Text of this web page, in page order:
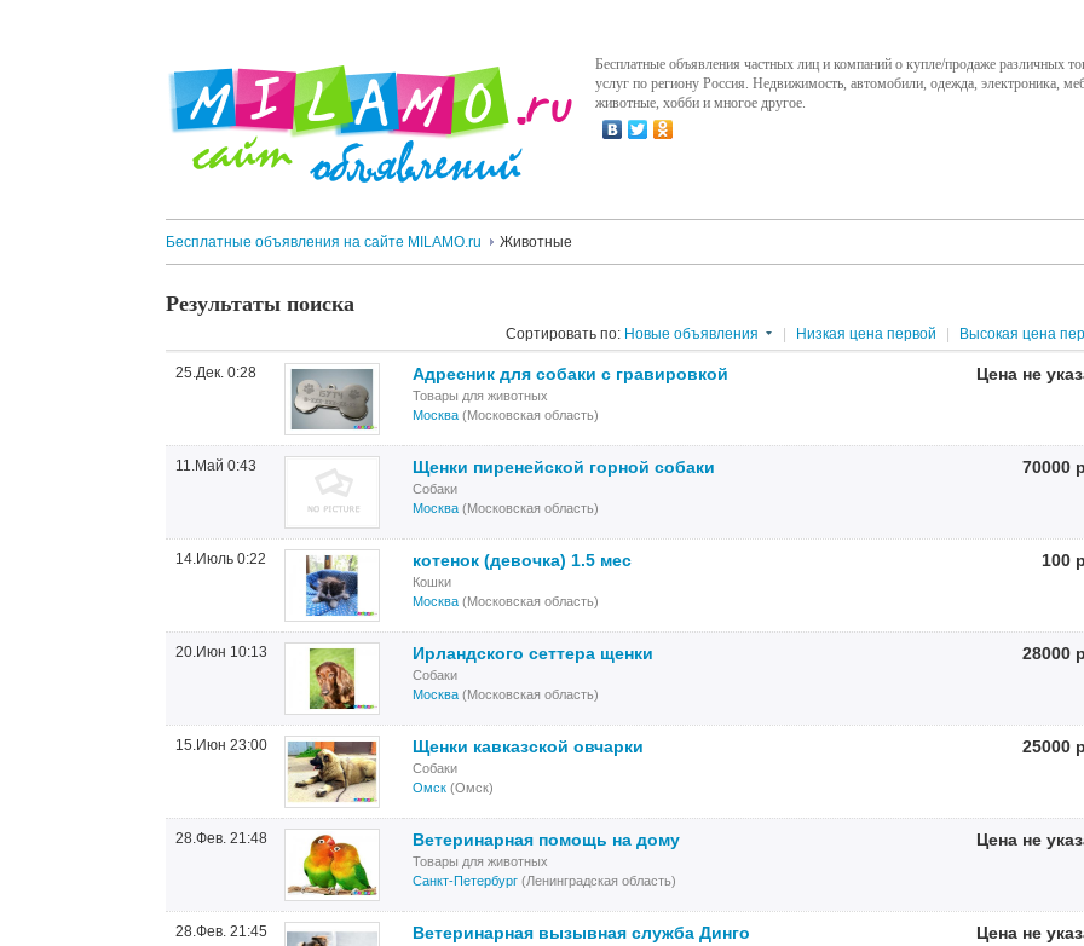
Бесплатные объявления частных лиц и компаний о купле/продаже различных
услуг по региону Россия. Недвижимость, автомобили, одежда, электроника,
животные, хобби и многое другое.
Бесплатные объявления на сайте MILAMO.ru Животные
Результаты поиска
Сортировать по: Новые объявления Низкая цена первой Высокая цена
25.Дек. 0:28 Адресник для собаки с гравировкой Цена не
Товары для животных
Москва (Московская область)
11.Май 0:43 Щенки пиренейской горной собаки 70000
Собаки
Москва (Московская область)
14.Июль 0:22 котенок (девочка) 1.5 мес 100
Кошки
Москва (Московская область)
20.Июн 10:13 Ирландского сеттера щенки 28000
Собаки
Москва (Московская область)
15.Июн 23:00 Щенки кавказской овчарки 25000
Собаки
Омск (Омск)
28.Фев. 21:48 Ветеринарная помощь на дому Цена не
Товары для животных
Санкт-Петербург (Ленинградская область)
28.Фев. 21:45 Ветеринарная вызывная служба Динго Цена не